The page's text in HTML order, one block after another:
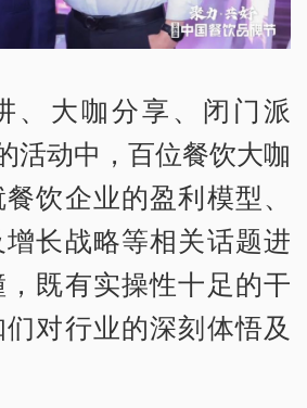
大咖分享、闭门派
动中，百位餐饮大咖
饮企业的盈利模型、
长战略等相关话题进
既有实操性十足的干
对行业的深刻体悟及